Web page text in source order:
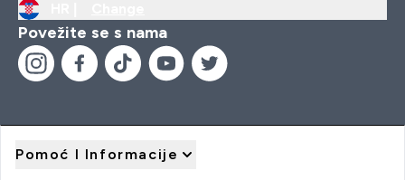
Povežite se s nama
Pomoć I Informacije